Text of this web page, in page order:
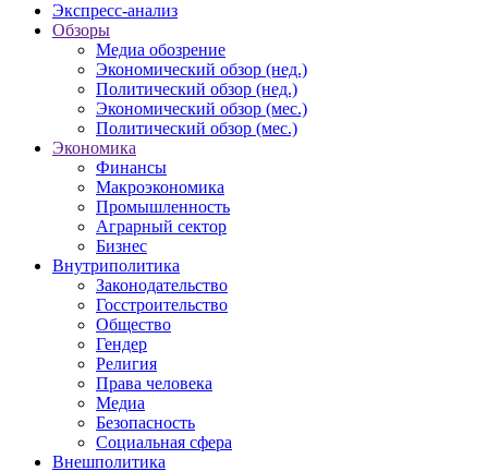
Экспресс-анализ
Обзоры
Медиа обозрение
Экономический обзор (нед.)
Политический обзор (нед.)
Экономический обзор (мес.)
Политический обзор (мес.)
Экономика
Финансы
Макроэкономика
Промышленность
Аграрный сектор
Бизнес
Внутриполитика
Законодательство
Госстроительство
Общество
Гендер
Религия
Права человека
Медиа
Безопасность
Социальная сфера
Внешполитика